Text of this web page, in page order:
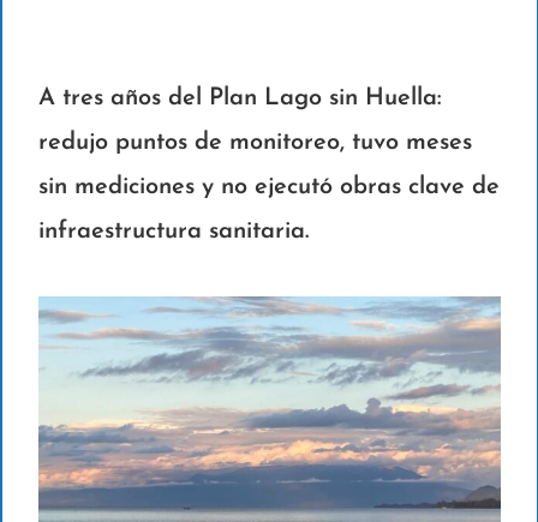
A tres años del Plan Lago sin Huella:
redujo puntos de monitoreo, tuvo meses
sin mediciones y no ejecutó obras clave de
infraestructura sanitaria.